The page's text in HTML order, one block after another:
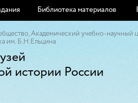
Библиотека материалов
Академический учебно-
им. Б.Н.Ельцина
истории России